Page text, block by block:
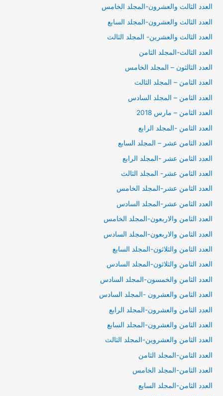
العدد الثالث والعشرون-المجلد الخامس
العدد الثالث والعشرون-المجلد السابع
العدد الثالث والعشرين- المجلد الثالث
العدد الثالث-المجلد الثامن
العدد الثالثون – المجلد الخامس
العدد الثامن – المجلد الثالث
العدد الثامن – المجلد السادس
العدد الثامن – مارس 2018
العدد الثامن -المجلد الرابع
العدد الثامن عشر – المجلد السابع
العدد الثامن عشر -المجلد الرابع
العدد الثامن عشر- المجلد الثالث
العدد الثامن عشر-المجلد الخامس
العدد الثامن عشر-المجلد السادس
العدد الثامن والاربعون-المجلد الخامس
العدد الثامن والاربعون-المجلد السادس
العدد الثامن والثلاثون-المجلد السابع
العدد الثامن والثلاثون-المجلد السادس
العدد الثامن والخمسون-المجلد السادس
العدد الثامن والعشرون -المجلد السادس
العدد الثامن والعشرون-المجلد الرابع
العدد الثامن والعشرون-المجلد السابع
العدد الثامن والعشروين-المجلد الثالث
العدد الثامن-المجلد الثامن
العدد الثامن-المجلد الخامس
العدد الثامن-المجلد السابع